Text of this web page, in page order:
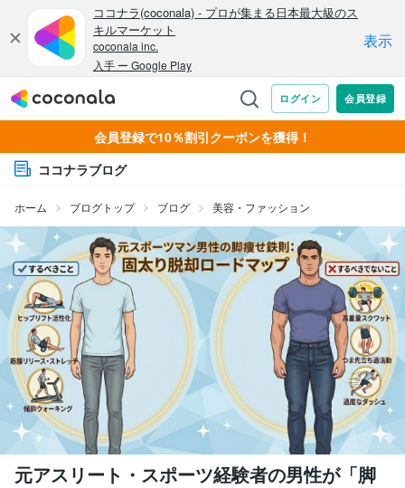
会員登録で10％割引クーポンを獲得！
ココナラブログ
ホーム ブログトップ ブログ 美容・ファッション
元アスリート・スポーツ経験者の男性が「脚